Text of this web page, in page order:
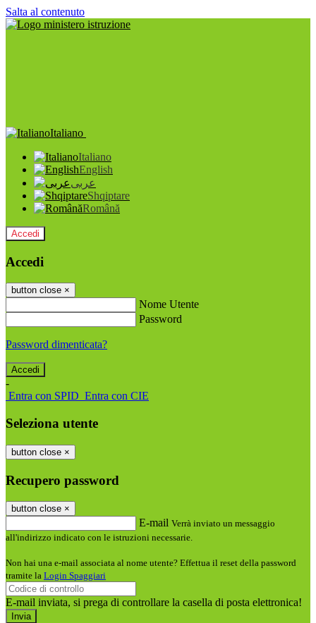
Salta al contenuto
Italiano
Italiano
English
عربى
Shqiptare
Română
Accedi
Accedi
button close ×
Nome Utente
Password
Password dimenticata?
-
Entra con SPID Entra con CIE
Seleziona utente
button close ×
Recupero password
button close ×
E-mail Verrà inviato un messaggio
all'indirizzo indicato con le istruzioni necessarie.
Non hai una e-mail associata al nome utente? Effettua il reset della password
tramite la Login Spaggiari
E-mail inviata, si prega di controllare la casella di posta elettronica!